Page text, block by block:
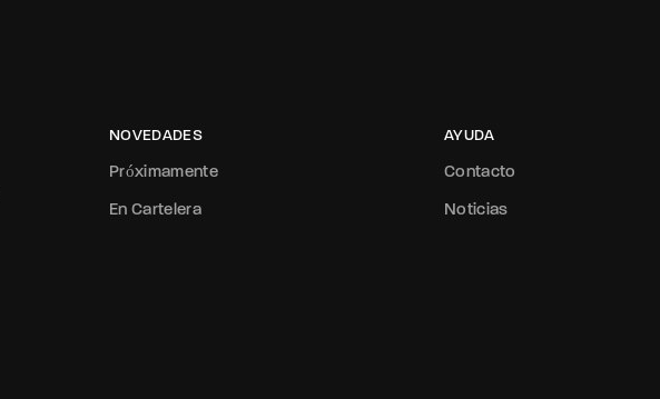
NOVEDADES
Próximamente
En Cartelera
AYUDA
Contacto
Noticias